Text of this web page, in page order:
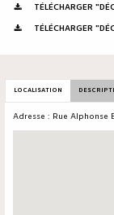
TÉLÉCHARGER
TÉLÉCHARGER
LOCALISATION
Adresse : Rue Alphonse